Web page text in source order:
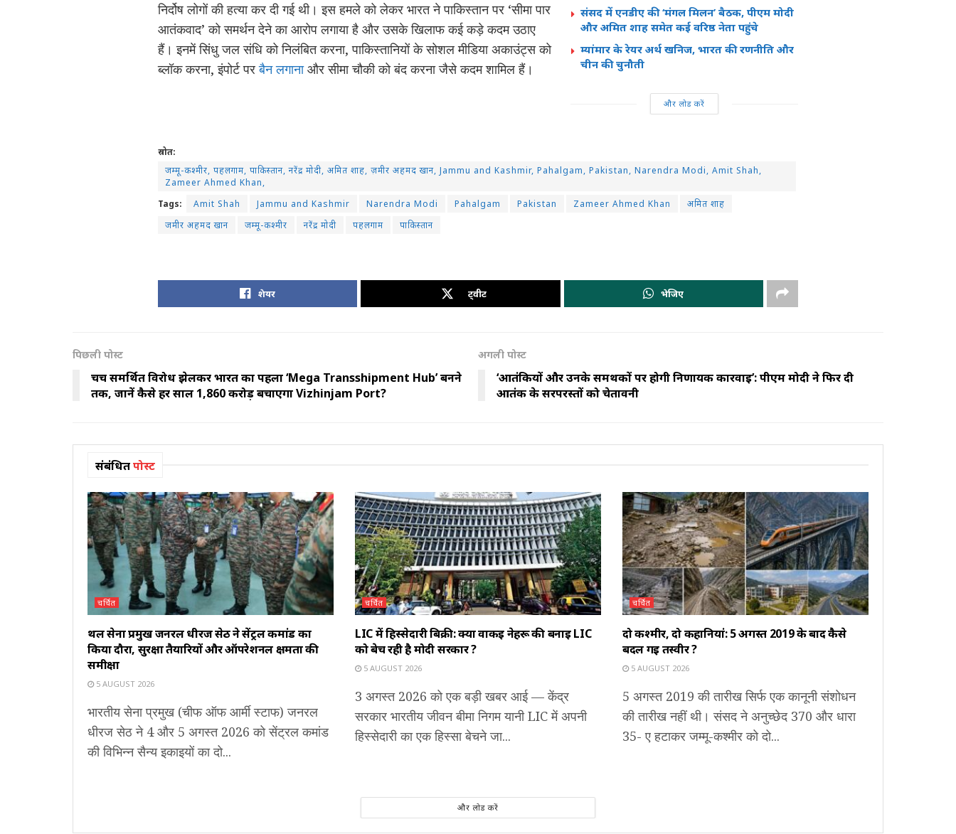
संसद में एनडीए की ‘मंगल मिलन’ बैठक, पीएम मोदी
और अमित शाह समेत कई वरिष्ठ नेता पहुंचे
म्यांमार के रेयर अर्थ खनिज, भारत की रणनीति और
चीन की चुनौती
और लोड करें
निर्दोष लोगों की हत्या कर दी गई थी। इस हमले को लेकर भारत ने पाकिस्तान पर ‘सीमा पार
आतंकवाद’ को समर्थन देने का आरोप लगाया है और उसके खिलाफ कई कड़े कदम उठाए
हैं। इनमें सिंधु जल संधि को निलंबित करना, पाकिस्तानियों के सोशल मीडिया अकाउंट्स को
ब्लॉक करना, इंपोर्ट परबैन लगानाऔर सीमा चौकी को बंद करना जैसे कदम शामिल हैं।
स्रोत:
जम्मू-कश्मीर, पहलगाम, पाकिस्तान, नरेंद्र मोदी, अमित शाह, ज़मीर अहमद खान, Jammu and Kashmir, Pahalgam, Pakistan, Narendra Modi, Amit Shah,
Zameer Ahmed Khan,
Tags:
Amit Shah Jammu and Kashmir Narendra Modi Pahalgam Pakistan Zameer Ahmed Khan
अमित शाह
जमीर अहमद खान
जम्मू-कश्मीर नरेंद्र मोदी पहलगाम पाकिस्तान
शेयर ट्वीट भेजिए
पिछली पोस्ट
चर्च समर्थित विरोध झेलकर भारत का पहला ‘Mega Transshipment Hub’ बनने
तक, जानें कैसे हर साल ₹1,860 करोड़ बचाएगा Vizhinjam Port?
अगली पोस्ट
‘आतंकियों और उनके समर्थकों पर होगी निर्णायक कार्रवाई’: पीएम मोदी ने फिर दी
आतंक के सरपरस्तों को चेतावनी
संबंधितपोस्ट
चर्चित
थल सेना प्रमुख जनरल धीरज सेठ ने सेंट्रल कमांड का
किया दौरा, सुरक्षा तैयारियों और ऑपरेशनल क्षमता की
समीक्षा
5 AUGUST 2026
भारतीय सेना प्रमुख (चीफ ऑफ आर्मी स्टाफ) जनरल
धीरज सेठ ने 4 और 5 अगस्त 2026 को सेंट्रल कमांड
की विभिन्न सैन्य इकाइयों का दो...
चर्चित
LIC में हिस्सेदारी बिक्री: क्या वाकई नेहरू की बनाई LIC
को बेच रही है मोदी सरकार ?
5 AUGUST 2026
3 अगस्त 2026 को एक बड़ी खबर आई — केंद्र
सरकार भारतीय जीवन बीमा निगम यानी LIC में अपनी
हिस्सेदारी का एक हिस्सा बेचने जा...
चर्चित
दो कश्मीर, दो कहानियां: 5 अगस्त 2019 के बाद कैसे
बदल गई तस्वीर ?
5 AUGUST 2026
5 अगस्त 2019 की तारीख सिर्फ एक कानूनी संशोधन
की तारीख नहीं थी। संसद ने अनुच्छेद 370 और धारा
35- ए हटाकर जम्मू-कश्मीर को दो...
और लोड करें